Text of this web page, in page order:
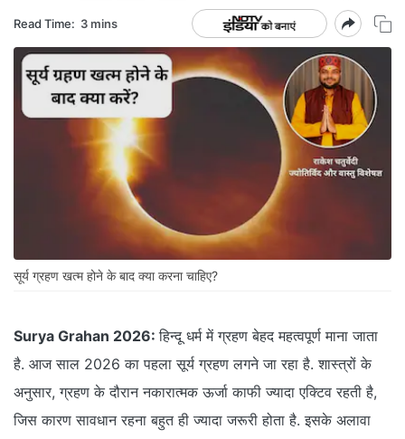
Read Time: 3 mins
सूर्य ग्रहण खत्म होने के बाद क्या करना चाहिए?
Surya Grahan 2026:हिन्दू धर्म में ग्रहण बेहद महत्वपूर्ण माना जाता
है. आज साल 2026 का पहला सूर्य ग्रहण लगने जा रहा है. शास्त्रों के
अनुसार, ग्रहण के दौरान नकारात्मक ऊर्जा काफी ज्यादा एक्टिव रहती है,
जिस कारण सावधान रहना बहुत ही ज्यादा जरूरी होता है. इसके अलावा